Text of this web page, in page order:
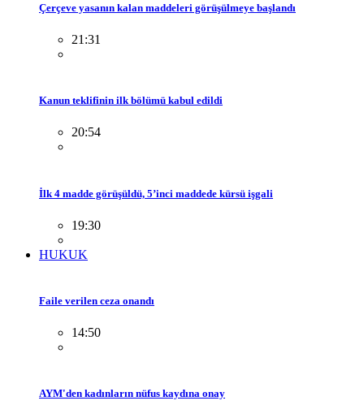
Çerçeve yasanın kalan maddeleri görüşülmeye başlandı
21:31
Kanun teklifinin ilk bölümü kabul edildi
20:54
İlk 4 madde görüşüldü, 5’inci maddede kürsü işgali
19:30
HUKUK
Faile verilen ceza onandı
14:50
AYM'den kadınların nüfus kaydına onay